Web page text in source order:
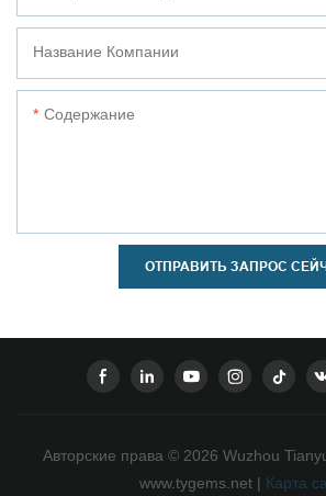
Название Компании
Содержание
ОТПРАВИТЬ ЗАПРОС
Авторские права © 2026 Wuzhou
www.tygems.net | Карта